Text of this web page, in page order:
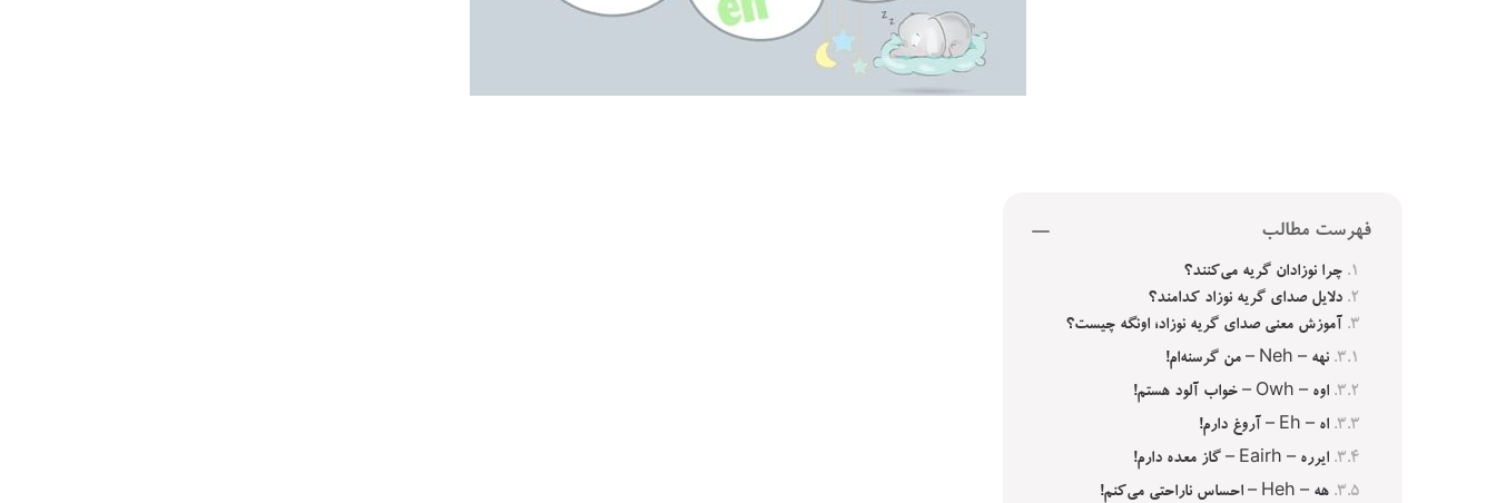
فهرست مطالب
چرا نوزادان گریه می‌کنند؟
دلایل صدای گریه نوزاد کدامند؟
آموزش معنی صدای گریه نوزاد؛ اونگه چیست؟
نهه – Neh – من گرسنه‌ام!
اوه – Owh – خواب آلود هستم!
اه – Eh – آروغ دارم!
ایرره – Eairh – گاز معده دارم!
هه – Heh – احساس ناراحتی می‌کنم!